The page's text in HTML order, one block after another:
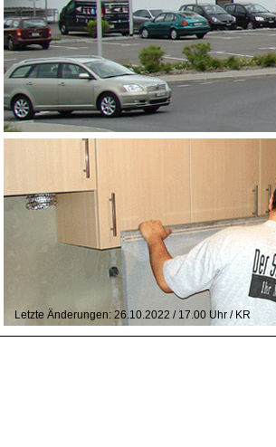
Letzte Änderungen: 26.10.2022 / 17.00 Uhr / KR